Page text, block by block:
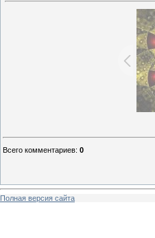
Всего комментариев: 0
Полная версия сайта